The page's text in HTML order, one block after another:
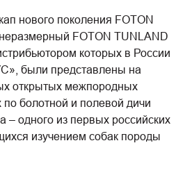
нового поколения FOTON
FOTON TUNLAND
которых в России
были представлены на
открытых межпородных
по болотной и полевой дичи
– одного из первых российских
изучением собак породы